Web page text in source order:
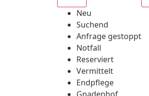
Neu
Suchend
Anfrage gestoppt
Notfall
Reserviert
Vermittelt
Endpflege